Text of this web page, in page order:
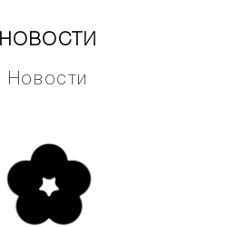
НОВОСТИ
Новости